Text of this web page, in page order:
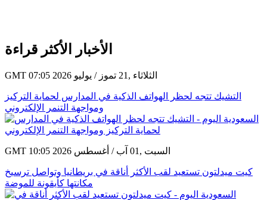
الأخبار الأكثر قراءة
GMT 07:05 2026 الثلاثاء ,21 تموز / يوليو
التشيك تتجه لحظر الهواتف الذكية في المدارس لحماية التركيز
ومواجهة التنمر الإلكتروني
GMT 10:05 2026 السبت ,01 آب / أغسطس
كيت ميدلتون تستعيد لقب الأكثر أناقة في بريطانيا وتواصل ترسيخ
مكانتها كأيقونة للموضة